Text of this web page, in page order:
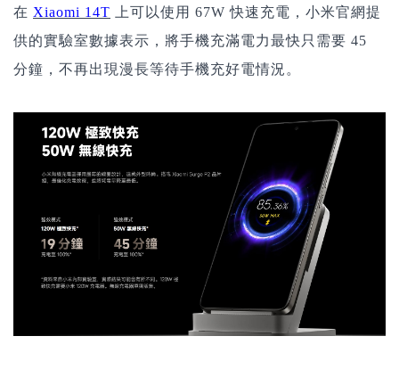
在 Xiaomi 14T 上可以使用 67W 快速充電，小米官網提
供的實驗室數據表示，將手機充滿電力最快只需要 45
分鐘，不再出現漫長等待手機充好電情況。